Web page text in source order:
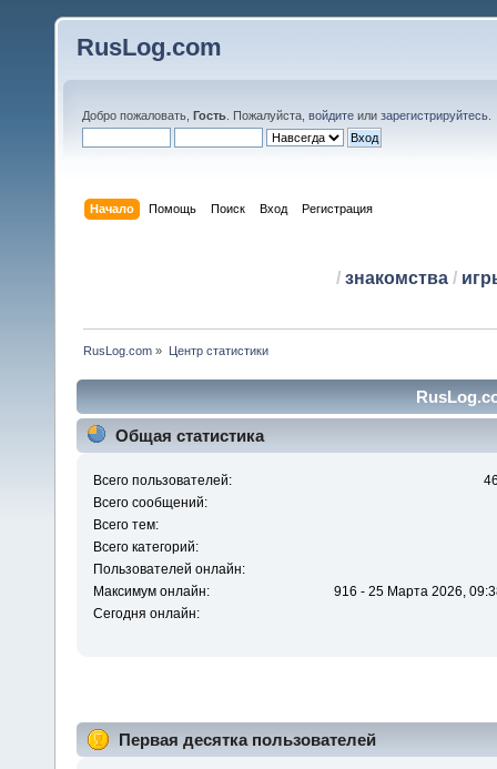
RusLog.com
Добро пожаловать, Гость . Пожалуйста, войдите или зарегистрируйтесь
Начало Помощь Поиск Вход Регистрация
/ знакомства/
RusLog.com » Центр статистики
Общая статистика
Всего пользователей:
Всего сообщений:
Всего тем:
Всего категорий:
Пользователей онлайн:
Максимум онлайн:
916 - 25 Марта 2026,
Сегодня онлайн:
Первая десятка пользователей